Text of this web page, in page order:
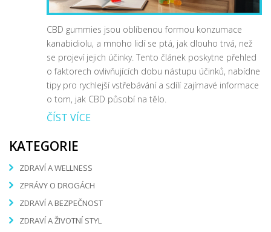
CBD gummies jsou oblíbenou formou konzumace
kanabidiolu, a mnoho lidí se ptá, jak dlouho trvá, než
se projeví jejich účinky. Tento článek poskytne přehled
o faktorech ovlivňujících dobu nástupu účinků, nabídne
tipy pro rychlejší vstřebávání a sdílí zajímavé informace
o tom, jak CBD působí na tělo.
ČÍST VÍCE
KATEGORIE
ZDRAVÍ A WELLNESS
ZPRÁVY O DROGÁCH
ZDRAVÍ A BEZPEČNOST
ZDRAVÍ A ŽIVOTNÍ STYL